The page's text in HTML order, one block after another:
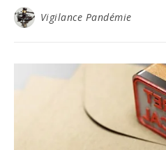
Vigilance Pandémie